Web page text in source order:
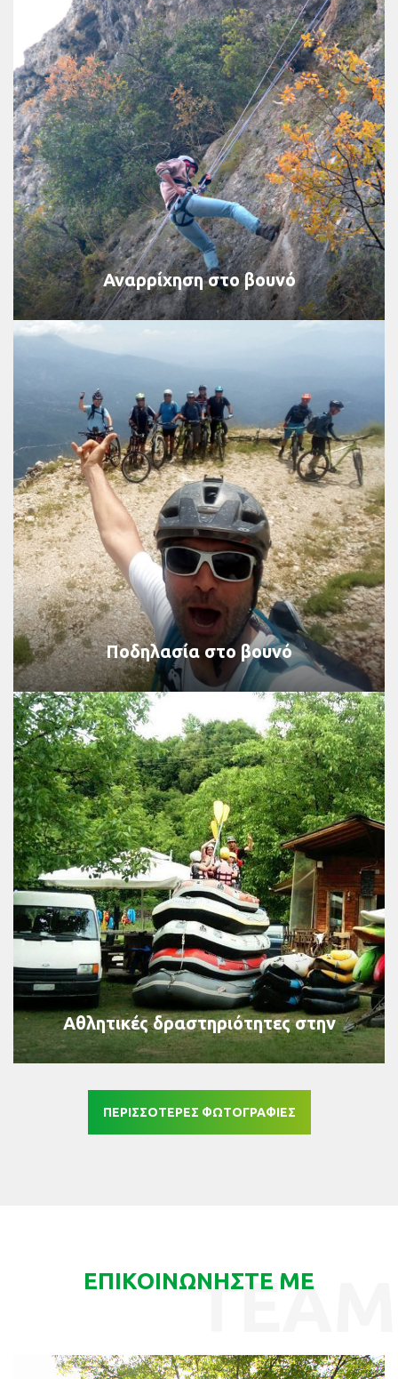
Αναρρίχηση στο βουνό
Ποδηλασία στο βουνό
Αθλητικές δραστηριότητες στην
ύπαιθρο
ΠΕΡΙΣΣΟΤΕΡΕΣ ΦΩΤΟΓΡΑΦΙΕΣ
ΕΠΙΚΟΙΝΩΝΗΣΤΕ ΜΕ
TEAM